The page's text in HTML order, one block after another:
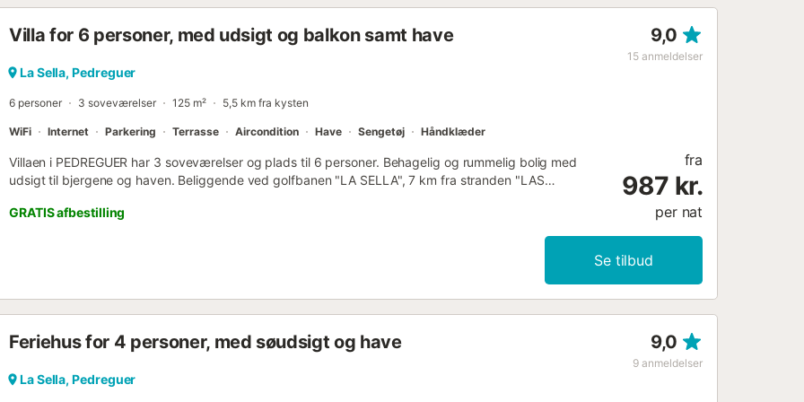
Villa for 6 personer, med udsigt og balkon samt have 9,0
15 anmeldelser
La Sella, Pedreguer
6 personer 3 soveværelser 125 m² 5,5 km fra kysten
WiFi Internet Parkering Terrasse Aircondition Have Sengetøj Håndklæder
Villaen i PEDREGUER har 3 soveværelser og plads til 6 personer. Behagelig og rummelig bolig med
udsigt til bjergene og haven. Beliggende ved golfbanen "LA SELLA", 7 km fra stranden "LAS
boligområde. Den har have, terrassemøbler, pejs, strygejern, varmepumpevarme, aircondition i hele
boligen, privat pool, udendørs parkering på samme bygning, fjernsyn, satellit (sprog: spansk, engelsk).
GRATIS afbestilling
fra
987 kr.
per nat
Se tilbud
Feriehus for 4 personer, med søudsigt og have 9,0
9 anmeldelser
La Sella, Pedreguer